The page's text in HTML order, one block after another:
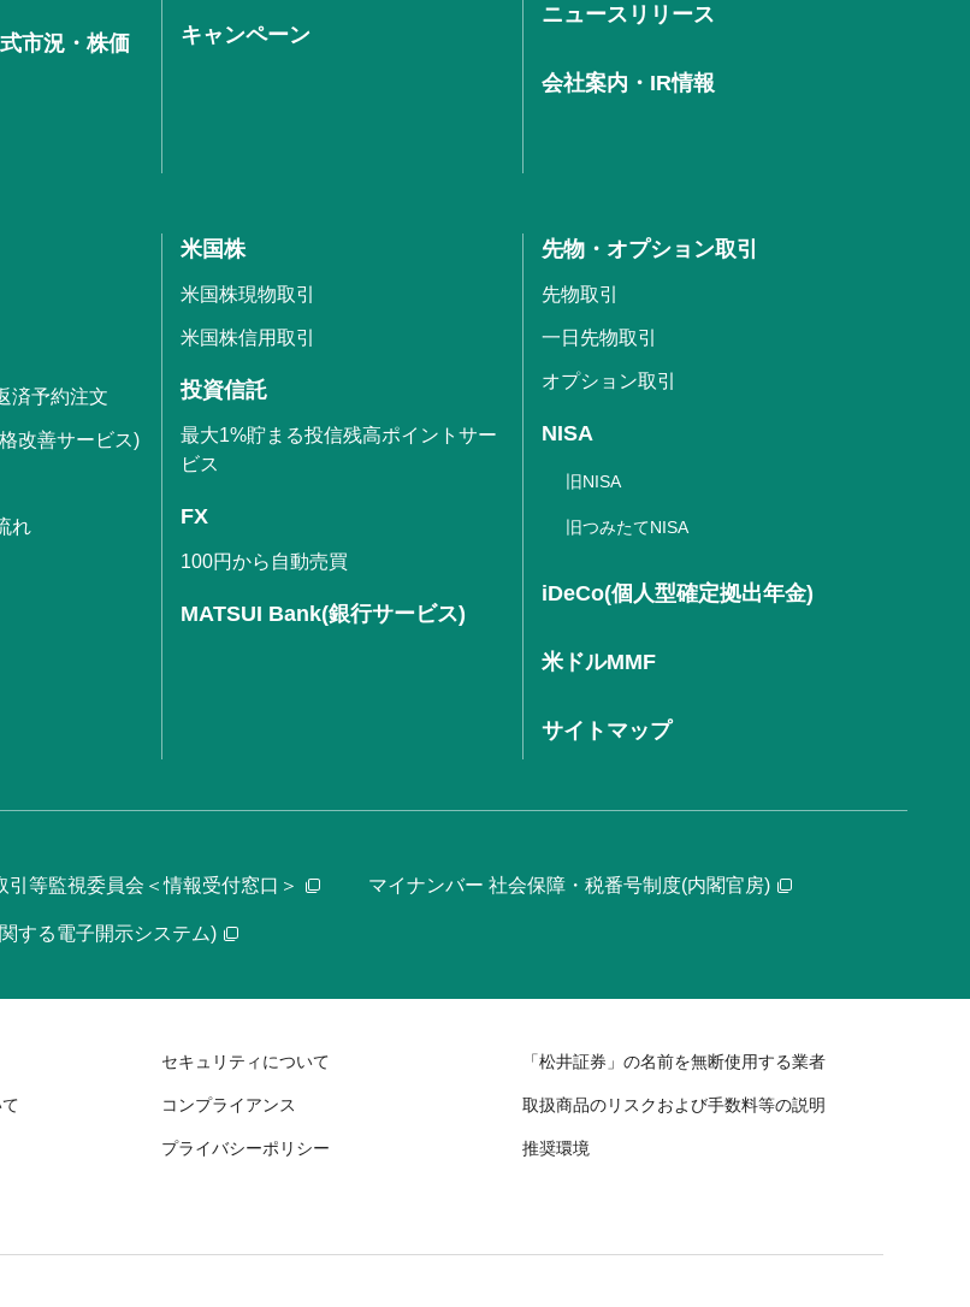
市況・株価
キャンペーン
ニュースリリース
会社案内・IR情報
済予約注文
改善サービス)
れ
米国株
米国株現物取引
米国株信用取引
投資信託
最大1%貯まる投信残高ポイントサー
ビス
FX
100円から自動売買
MATSUI Bank(銀行サービス)
先物・オプション取引
先物取引
一日先物取引
オプション取引
NISA
旧NISA
旧つみたてNISA
iDeCo(個人型確定拠出年金)
米ドルMMF
サイトマップ
引等監視委員会＜情報受付窓口＞ マイナンバー 社会保障・税番号制度(内閣官房)
する電子開示システム)
セキュリティについて 「松井証券」の名前を無断使用する業者
コンプライアンス 取扱商品のリスクおよび手数料等の説明
プライバシーポリシー 推奨環境